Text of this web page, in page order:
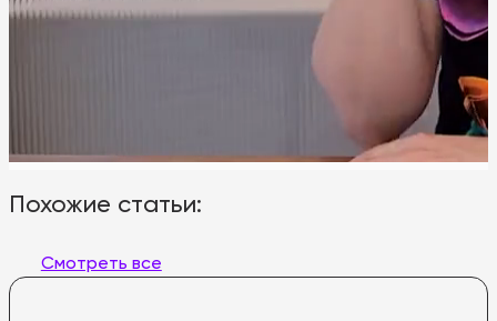
Похожие статьи:
Смотреть все